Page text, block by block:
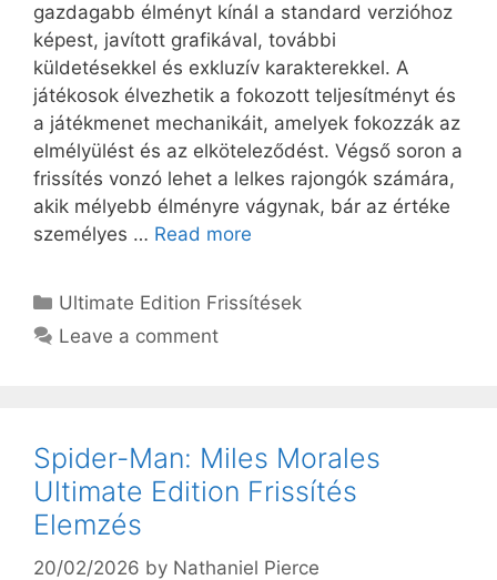
gazdagabb élményt kínál a standard verzióhoz
képest, javított grafikával, további
küldetésekkel és exkluzív karakterekkel. A
játékosok élvezhetik a fokozott teljesítményt és
a játékmenet mechanikáit, amelyek fokozzák az
elmélyülést és az elköteleződést. Végső soron a
frissítés vonzó lehet a lelkes rajongók számára,
akik mélyebb élményre vágynak, bár az értéke
személyes … Read more
Categories
Ultimate Edition Frissítések
Leave a comment
Spider-Man: Miles Morales
Ultimate Edition Frissítés
Elemzés
20/02/2026 by Nathaniel Pierce